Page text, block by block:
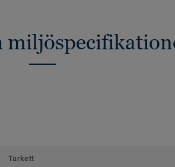
Tarkett